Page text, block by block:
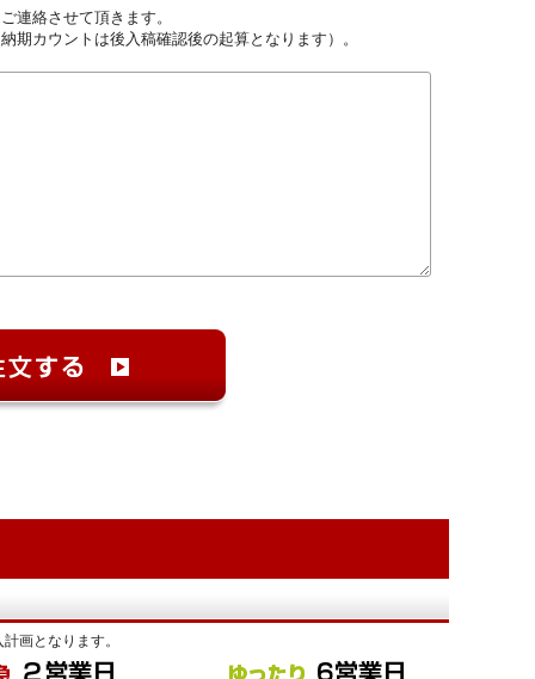
連絡させて頂きます。
期カウントは後入稿確認後の起算となります）。
画となります。